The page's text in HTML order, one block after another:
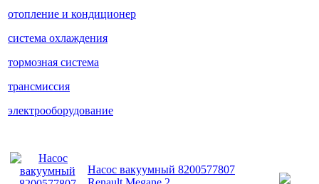
отопление и кондиционер
система охлаждения
тормозная система
трансмиссия
электрооборудование
Насос вакуумный 8200577807